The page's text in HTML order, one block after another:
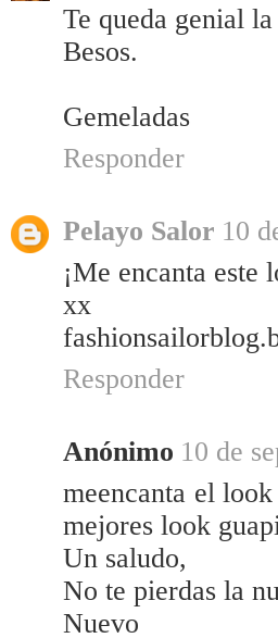
Te queda genial
Besos.
Gemeladas
Responder
Pelayo Salor 10
¡Me encanta
xx
Responder
Anónimo 10 de
meencanta el
mejores look
Un saludo,
No te pierdas la